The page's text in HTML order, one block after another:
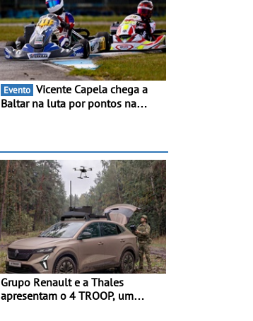
Evento
Baltar na luta por pontos na
de regressar ao pódio
Grupo Renault e a Thales
apresentam o 4 TROOP, um